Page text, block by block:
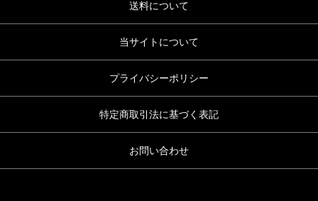
送料について
当サイトについて
プライバシーポリシー
特定商取引法に基づく表記
お問い合わせ